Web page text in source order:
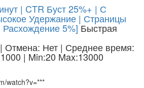
| CTR Буст 25%+ | С
Удержание | Страницы
5%] Быстрая
Отмена: Нет | Среднее время:
| Min:20 Max:13000
watch?v=***